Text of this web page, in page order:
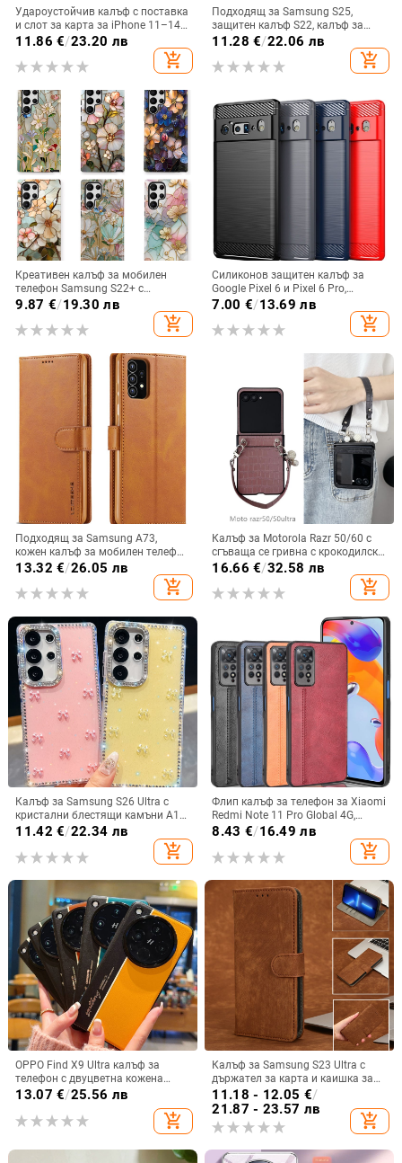
Удароустойчив калъф с поставка
и слот за карта за iPhone 11–14
Pro Max, изкуствена кожа,
11.86 €/23.20 лв
add_shopping_cart
Подходящ за Samsung S25,
защитен калъф S22, калъф за
мобилен телефон Edge Drill, S24,
прозрачен магнитен държач със
стрази A56, брокат против
11.28 €/22.06 лв
add_shopping_cart
Креативен калъф за мобилен
телефон Samsung S22+ с
остъклено цвете, защита от
падане, Ultra Film Case за Apple
13
9.87 €/19.30 лв
add_shopping_cart
Силиконов защитен калъф за
Google Pixel 6 и Pixel 6 Pro,
съвместим с Pixel 7a, пълна
7.00 €/13.69 лв
add_shopping_cart
Подходящ за Samsung A73,
кожен калъф за мобилен телефон
A36/A16, калъф за мобилен
телефон A26/A56, флип калъф,
защитен калъф, невидима скоба.
13.32 €/26.05 лв
add_shopping_cart
Калъф за Motorola Razr 50/60 с
сгъваща се гривна с крокодилски
релеф
16.66 €/32.58 лв
add_shopping_cart
Калъф за Samsung S26 Ultra с
кристални блестящи камъни A17,
A57IMD Aurora Bow и S24FE,
11.42 €/22.34 лв
add_shopping_cart
Флип калъф за телефон за Xiaomi
Redmi Note 11 Pro Global 4G,
имитационна кожа, бизнес стил
8.43 €/16.49 лв
add_shopping_cart
OPPO Find X9 Ultra калъф за
телефон с двуцветна кожена
текстура и флуоресцентни линии,
13.07 €/25.56 лв
add_shopping_cart
Калъф за Samsung S23 Ultra с
държател за карта и каишка за
през врата
11.18 - 12.05 €/
21.87 - 23.57 лв
add_shopping_cart